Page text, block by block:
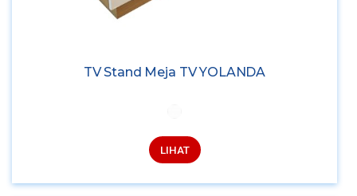
TV Stand Meja TV YOLANDA
LIHAT